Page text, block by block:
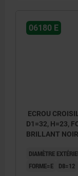
06180 E
ECROU
D1=32, H=23,
BRILLANT
DIAMÈTRE
FORME=E
D8=12